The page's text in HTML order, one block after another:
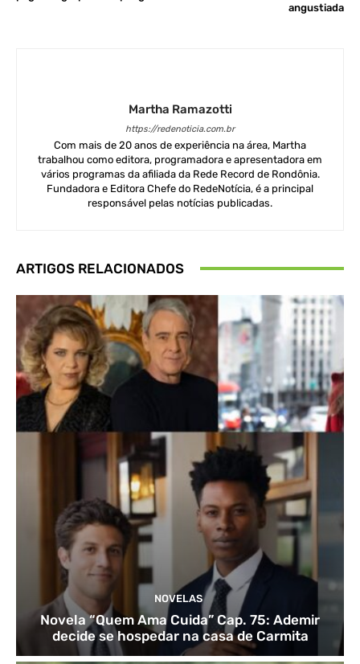
angustiada
Martha Ramazotti
https://redenoticia.com.br
Com mais de 20 anos de experiência na área, Martha
trabalhou como editora, programadora e apresentadora em
vários programas da afiliada da Rede Record de Rondônia.
Fundadora e Editora Chefe do RedeNotícia, é a principal
responsável pelas notícias publicadas.
ARTIGOS RELACIONADOS
NOVELAS
Novela “Quem Ama Cuida” Cap. 75: Ademir
decide se hospedar na casa de Carmita